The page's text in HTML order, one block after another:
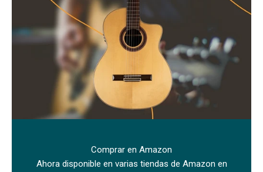
Comprar en Amazon
Ahora disponible en varias tiendas de Amazon en